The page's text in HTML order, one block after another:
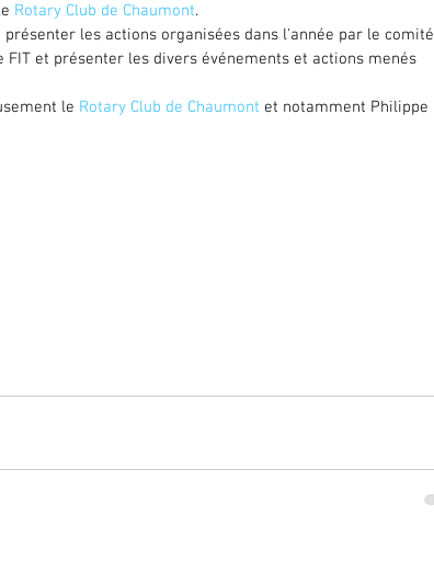
Rotary Club de Chaumont.
les actions organisées dans l'année par le comité
et présenter les divers événements et actions menés
le Rotary Club de Chaumont et notamment Philippe